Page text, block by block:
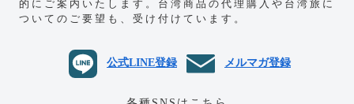
的にご案内いたします。 台湾商品の代理購入や台湾旅に
ついてのご要望も、受け付けています。
公式LINE登録 メルマガ登録